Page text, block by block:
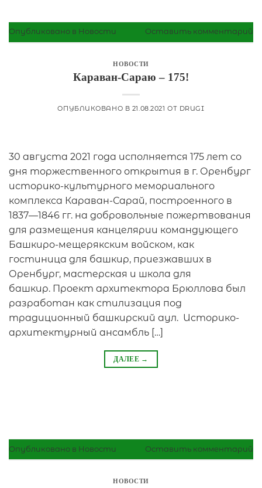
Опубликовано в Новости Оставить комментарий
НОВОСТИ
Караван-Сараю – 175!
ОПУБЛИКОВАНО В 21.08.2021 ОТ DRUGI
30 августа 2021 года исполняется 175 лет со
дня торжественного открытия в г. Оренбург
историко-культурного мемориального
комплекса Караван-Сарай, построенного в
1837—1846 гг. на добровольные пожертвования
для размещения канцелярии командующего
Башкиро-мещерякским войском, как
гостиница для башкир, приезжавших в
Оренбург, мастерская и школа для
башкир. Проект архитектора Брюллова был
разработан как стилизация под
традиционный башкирский аул. Историко-
архитектурный ансамбль […]
ДАЛЕЕ →
Опубликовано в Новости Оставить комментарий
НОВОСТИ